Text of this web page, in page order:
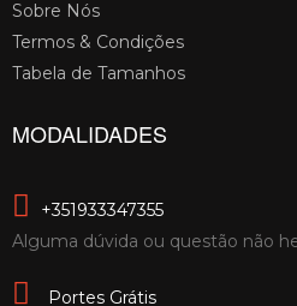
Sobre Nós
Termos & Condições
Tabela de Tamanhos
MODALIDADES
+351933347355
Alguma dúvida ou questão não
Portes Grátis